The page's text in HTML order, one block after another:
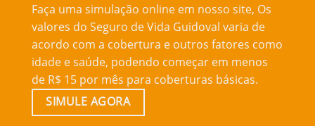
Faça uma simulação online em nosso site, Os
valores do Seguro de Vida Guidoval varia de
acordo com a cobertura e outros fatores como
idade e saúde, podendo começar em menos
de R$ 15 por mês para coberturas básicas.
SIMULE AGORA